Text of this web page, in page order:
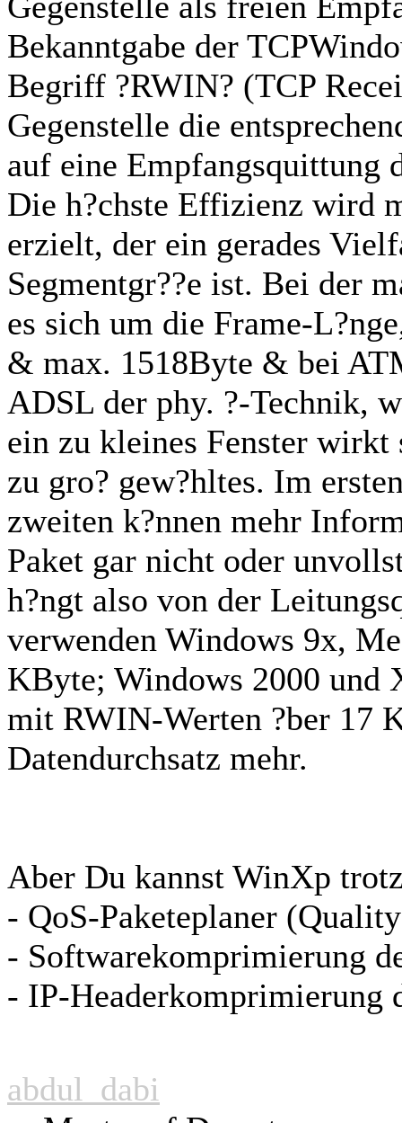
Bekanntgabe der
Begriff ?RWIN? (TCP
Gegenstelle die
auf eine Empfangsquittung
Die h?chste Effizienz wird
erzielt, der ein gerades
Segmentgr??e ist. Bei der
es sich um die Frame-
& max. 1518Byte & bei
ADSL der phy. ?-Technik,
ein zu kleines Fenster wirkt
zu gro? gew?hltes. Im
zweiten k?nnen mehr
Paket gar nicht oder
h?ngt also von der
verwenden Windows 9x,
KByte; Windows 2000 und
mit RWIN-Werten ?ber 17
Datendurchsatz mehr.
Aber Du kannst WinXp
- QoS-Paketeplaner
- Softwarekomprimierung
- IP-Headerkomprimierung
abdul_dabi